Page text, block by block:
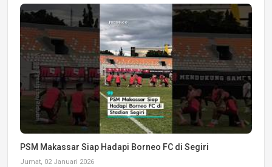
PSM Makassar Siap Hadapi Borneo FC di Segiri
Jumat, 02 Januari 2026